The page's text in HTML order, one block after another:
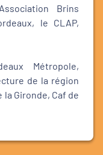
Brins
le CLAP,
Métropole,
de la région
Gironde, Caf de